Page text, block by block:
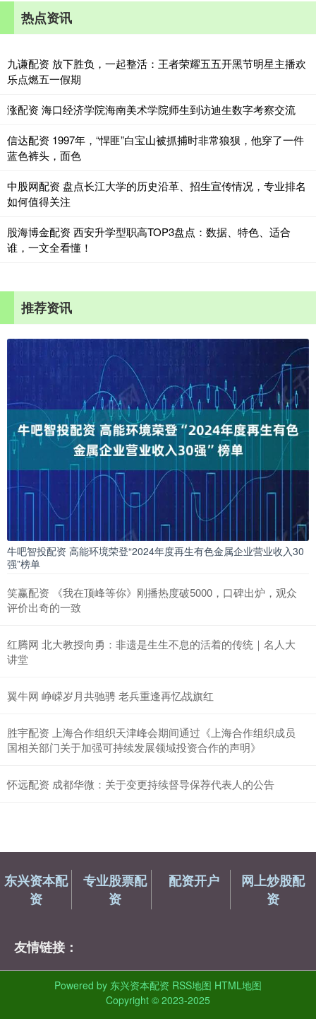
热点资讯
九谦配资 放下胜负，一起整活：王者荣耀五五开黑节明星主播欢
乐点燃五一假期
涨配资 海口经济学院海南美术学院师生到访迪生数字考察交流
信达配资 1997年，“悍匪”白宝山被抓捕时非常狼狈，他穿了一件
蓝色裤头，面色
中股网配资 盘点长江大学的历史沿革、招生宣传情况，专业排名
如何值得关注
股海博金配资 西安升学型职高TOP3盘点：数据、特色、适合
谁，一文全看懂！
推荐资讯
牛吧智投配资 高能环境荣登“2024年度再生有色金属企业营业收入30
强”榜单
笑赢配资 《我在顶峰等你》刚播热度破5000，口碑出炉，观众
评价出奇的一致
红腾网 北大教授向勇：非遗是生生不息的活着的传统｜名人大
讲堂
翼牛网 峥嵘岁月共驰骋 老兵重逢再忆战旗红
胜宇配资 上海合作组织天津峰会期间通过《上海合作组织成员
国相关部门关于加强可持续发展领域投资合作的声明》
怀远配资 成都华微：关于变更持续督导保荐代表人的公告
东兴资本配
资
专业股票配
资
配资开户
网上炒股配
资
友情链接：
Powered by 东兴资本配资 RSS地图 HTML地图
Copyright © 2023-2025